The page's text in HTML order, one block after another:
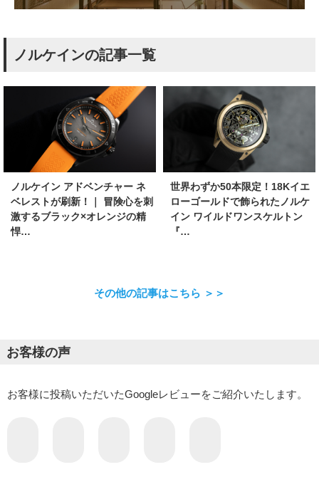
ノルケインの記事一覧
ノルケイン アドベンチャー ネ
ベレストが刷新！｜ 冒険心を刺
激するブラック×オレンジの精
悍…
世界わずか50本限定！18Kイエ
ローゴールドで飾られたノルケ
イン ワイルドワンスケルトン
『…
その他の記事はこちら ＞＞
お客様の声
お客様に投稿いただいたGoogleレビューをご紹介いたします。